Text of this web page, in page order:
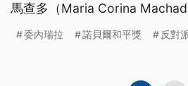
馬查多（Maria Corina
委內瑞拉 諾貝爾和平獎 反對